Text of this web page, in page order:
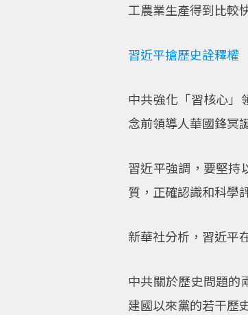
工農業生產得到比較
習近平搶歷史詮釋權
中共強化「習核心」
念前領導人華國鋒冥
習近平強調，要堅持
質，正確認識和科學
新華社分析，習近平
中共關於歷史問題的
建國以來黨的若干歷